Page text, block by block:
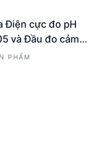
Điện cực đo pH
và Đầu đo cảm
PHẨM